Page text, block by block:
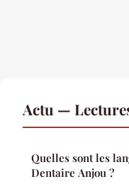
Actu —
Quelles sont les
Dentaire Anjou ?